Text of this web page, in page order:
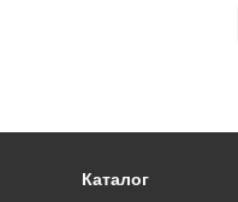
Каталог